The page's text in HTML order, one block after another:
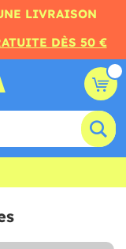
LIVRAISON
DÈS 50 €